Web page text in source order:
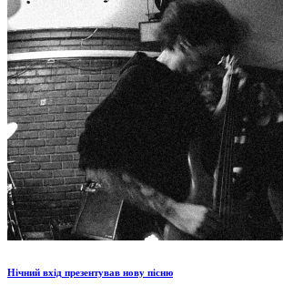
Нічний вхід презентував нову пісню